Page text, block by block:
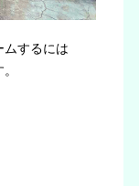
ムするには